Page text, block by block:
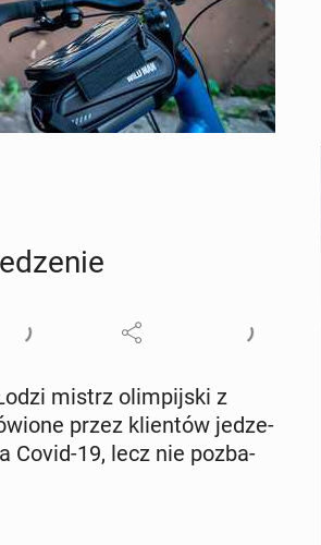
mistrz olim­pij­ski z
przez klien­tów je­dze­
Covid-19, lecz nie po­zba­